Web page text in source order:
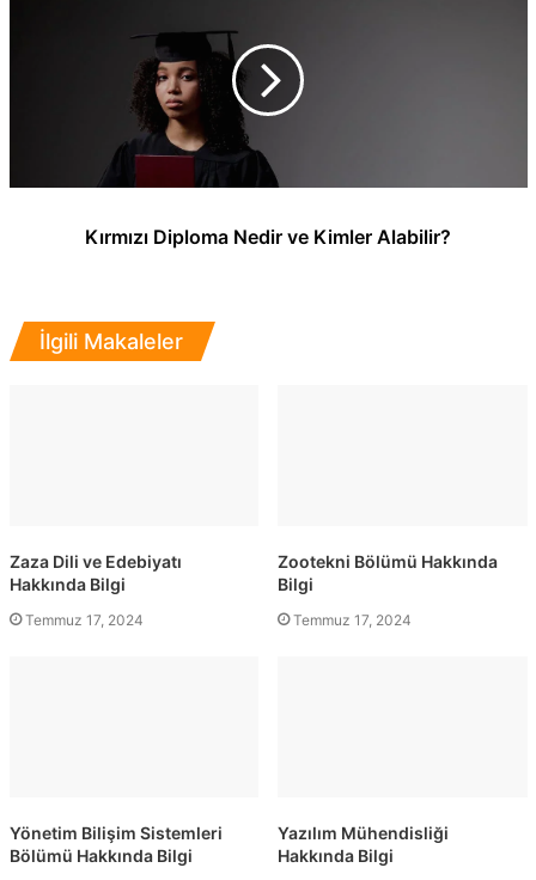
Kırmızı Diploma Nedir ve Kimler Alabilir?
İlgili Makaleler
Zaza Dili ve Edebiyatı
Hakkında Bilgi
Temmuz 17, 2024
Zootekni Bölümü Hakkında
Bilgi
Temmuz 17, 2024
Yönetim Bilişim Sistemleri
Bölümü Hakkında Bilgi
Yazılım Mühendisliği
Hakkında Bilgi